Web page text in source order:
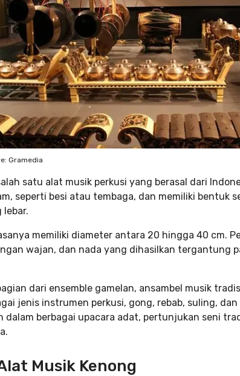
Gramedia
satu alat musik perkusi yang berasal dari
seperti besi atau tembaga, dan memiliki bentuk
lebar.
memiliki diameter antara 20 hingga 40 cm.
wajan, dan nada yang dihasilkan tergantung
dari ensemble gamelan, ansambel musik
jenis instrumen perkusi, gong, rebab, suling,
dalam berbagai upacara adat, pertunjukan seni
Musik Kenong